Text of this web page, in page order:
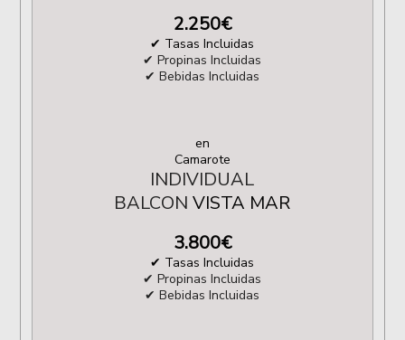
2.250€
✔ Tasas Incluidas
✔ Propinas Incluidas
✔ Bebidas Incluidas
en
Camarote
INDIVIDUAL
BALCONVISTA MAR
3.800€
✔ Tasas Incluidas
✔ Propinas Incluidas
✔ Bebidas Incluidas